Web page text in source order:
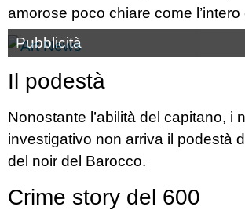
amorose poco chiare come
Pubblicità
Il podestà
Nonostante l’abilità del capitano, i
investigativo non arriva il podestà
del noir del Barocco.
Crime story del 600